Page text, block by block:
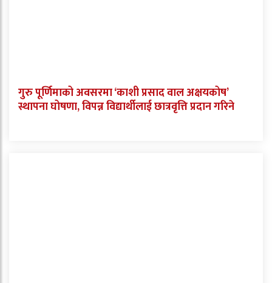
गुरु पूर्णिमाको अवसरमा ‘काशी प्रसाद वाल अक्षयकोष’
स्थापना घोषणा, विपन्न विद्यार्थीलाई छात्रवृत्ति प्रदान गरिने